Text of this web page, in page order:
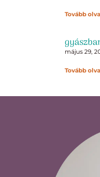
Tovább
május 29,
Tovább